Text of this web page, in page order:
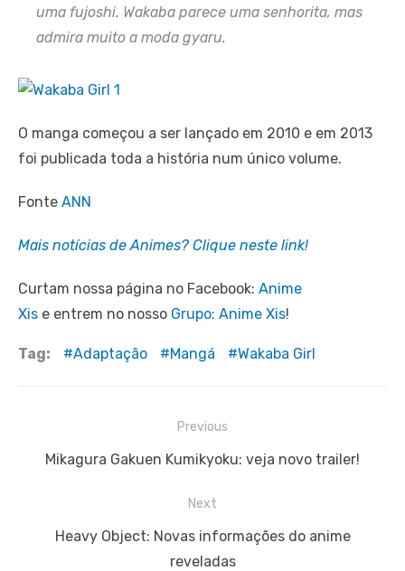
uma fujoshi. Wakaba parece uma senhorita, mas
admira muito a moda gyaru.
O manga começou a ser lançado em 2010 e em 2013
foi publicada toda a história num único volume.
Fonte ANN
Mais notícias de Animes? Clique neste link!
Curtam nossa página no Facebook: Anime
Xis e entrem no nosso Grupo: Anime Xis!
Tag: Adaptação Mangá Wakaba Girl
Previous
Previous
Mikagura Gakuen Kumikyoku: veja novo trailer!
Next
NextHeavy Object: Novas informações do anime
reveladas